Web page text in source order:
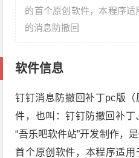
的首个原创软件，本程序
的消息防撤回
软件信息
钉钉消息防撤回补丁pc版
件，也叫：钉钉防撤回补
“吾乐吧软件站”开发制作，
首个原创软件，本程序适